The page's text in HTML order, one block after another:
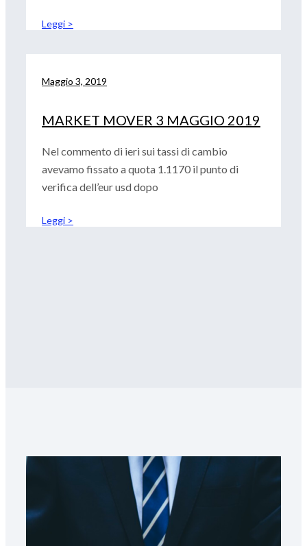
Leggi >
Maggio 3, 2019
MARKET MOVER 3 MAGGIO 2019
Nel commento di ieri sui tassi di cambio
avevamo fissato a quota 1.1170 il punto di
verifica dell’eur usd dopo
Leggi >